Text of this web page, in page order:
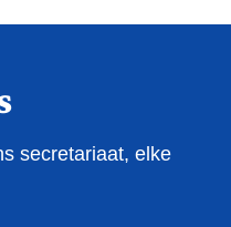
secretariaat, elke